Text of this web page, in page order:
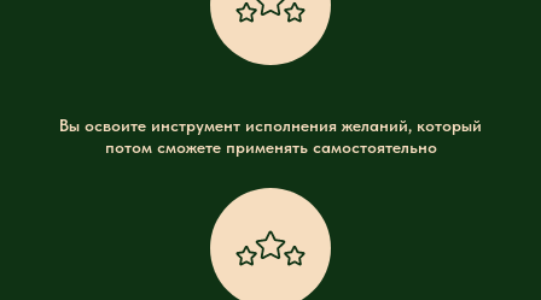
Вы освоите инструмент исполнения желаний, который
потом сможете применять самостоятельно